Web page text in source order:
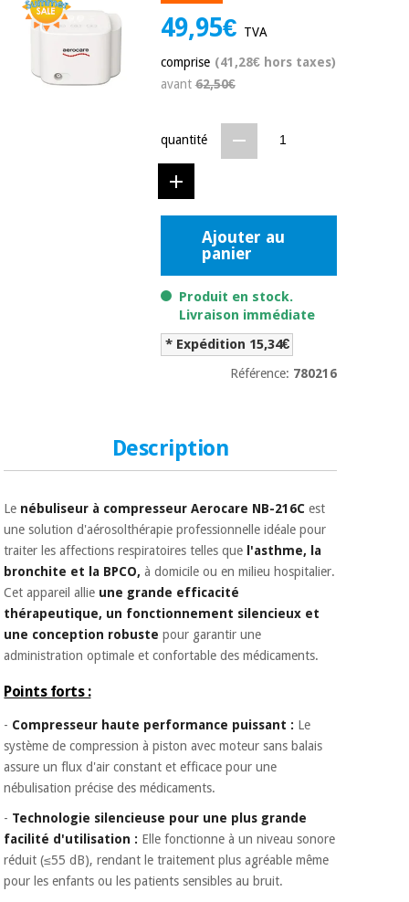
équipement
médical
traditionnelle
Sports
jeux
Armoires
sanitaires
Vétérinaire
Orthopédie
chirurgicaux
(déstockage)
Nouveautes
Dentisterie
équipement
pour les
Aérobic,
fitness
pilates
Sports
jeux
Armoires
sanitaires
Vétérinaire
Orthopédie
49,95€ TVA
comprise (41,28€ hors taxes)
avant62,50€
quantité
Ajouter au
panier
Produit en stock.
Livraison immédiate
* Expédition 15,34€
Référence: 780216
Description
Le nébuliseur à compresseur Aerocare NB-216C est
une solution d'aérosolthérapie professionnelle idéale pour
traiter les affections respiratoires telles que l'asthme, la
bronchite et la BPCO, à domicile ou en milieu hospitalier.
Cet appareil allie une grande efficacité
thérapeutique, un fonctionnement silencieux et
une conception robuste pour garantir une
administration optimale et confortable des médicaments.
Points forts :
- Compresseur haute performance puissant : Le
système de compression à piston avec moteur sans balais
assure un flux d'air constant et efficace pour une
nébulisation précise des médicaments.
- Technologie silencieuse pour une plus grande
facilité d'utilisation : Elle fonctionne à un niveau sonore
réduit (≤55 dB), rendant le traitement plus agréable même
pour les enfants ou les patients sensibles au bruit.